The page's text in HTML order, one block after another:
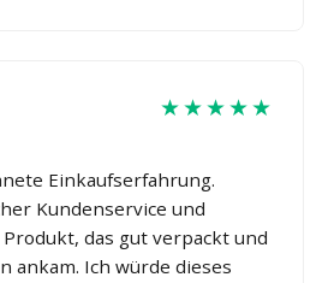
★★★★★
Einkaufserfahrung.
Kundenservice und
das gut verpackt und
ankam. Ich würde dieses